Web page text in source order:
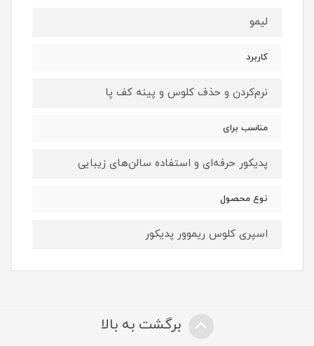
لیمو
کاربرد
نرم‌کردن و حذف کلوس و پینه کف پا
مناسب برای
پدیکور حرفه‌ای و استفاده سالن‌های زیبایی
نوع محصول
اسپری کلوس ریموور پدیکور
برگشت به بالا